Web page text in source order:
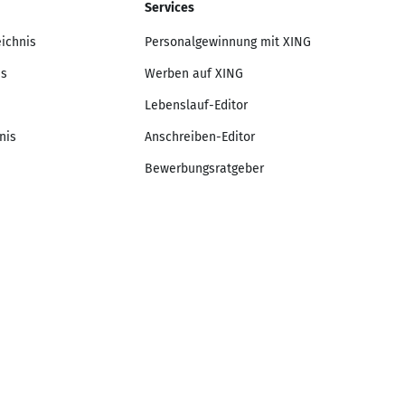
Services
Personalgewinnung mit XING
Werben auf XING
Lebenslauf-Editor
Anschreiben-Editor
Bewerbungsratgeber